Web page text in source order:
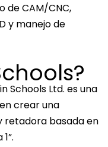
de CAM/CNC,
y manejo de
Schools Ltd. es una
crear una
retadora basada en